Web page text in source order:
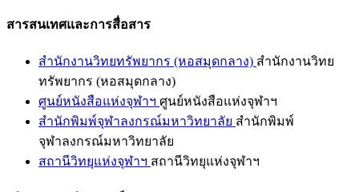
สารสนเทศและการสื่อสาร
สำนักงานวิทยทรัพยากร (หอสมุดกลาง) สำนักงานวิทย
ทรัพยากร (หอสมุดกลาง)
ศูนย์หนังสือแห่งจุฬาฯ ศูนย์หนังสือแห่งจุฬาฯ
สำนักพิมพ์จุฬาลงกรณ์มหาวิทยาลัย สำนักพิมพ์
จุฬาลงกรณ์มหาวิทยาลัย
สถานีวิทยุแห่งจุฬาฯ สถานีวิทยุแห่งจุฬาฯ